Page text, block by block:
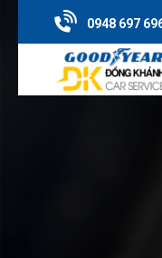
0948 697